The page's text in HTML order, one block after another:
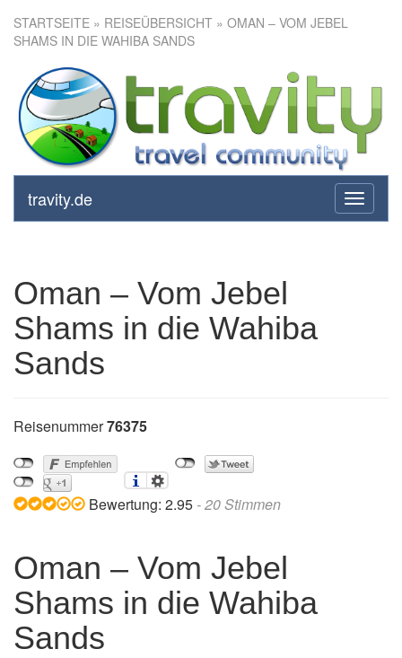
STARTSEITE » REISEÜBERSICHT » OMAN – VOM JEBEL
SHAMS IN DIE WAHIBA SANDS
toggle
travity.de
Oman – Vom Jebel Shams in
die Wahiba Sands
Oman – Vom Jebel
Shams in die Wahiba
Sands
Reisenummer76375
Bewertung: 2.95 -20Stimmen
Oman – Vom Jebel
Shams in die Wahiba
Sands